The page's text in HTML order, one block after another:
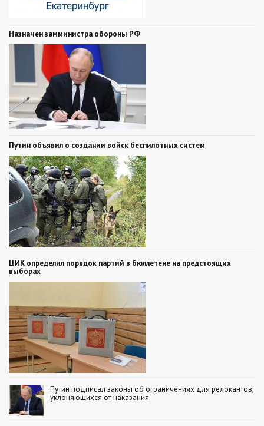
Назначен замминистра обороны РФ
Путин объявил о создании войск беспилотных систем
ЦИК определил порядок партий в бюллетене на предстоящих
выборах
Путин подписал законы об ограничениях для релокантов,
уклоняющихся от наказания